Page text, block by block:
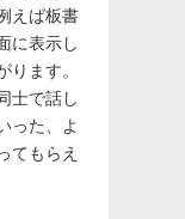
えば板書
に表示し
ります。
士で話し
った、よ
てもらえ